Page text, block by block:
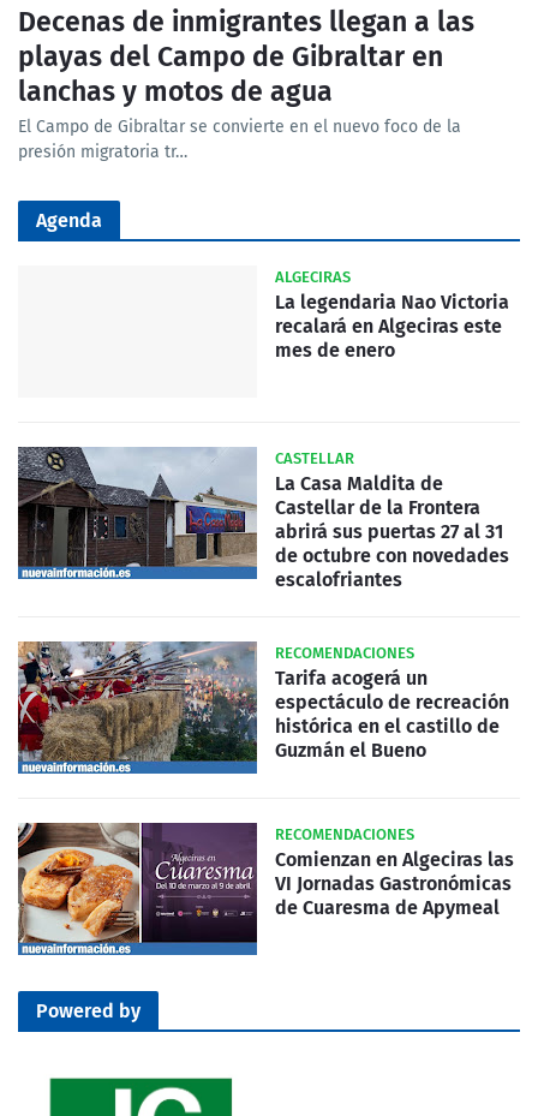
Decenas de inmigrantes llegan a las
playas del Campo de Gibraltar en
lanchas y motos de agua
El Campo de Gibraltar se convierte en el nuevo foco de la
presión migratoria tr…
Agenda
ALGECIRAS
La legendaria Nao Victoria
recalará en Algeciras este
mes de enero
CASTELLAR
La Casa Maldita de
Castellar de la Frontera
abrirá sus puertas 27 al 31
de octubre con novedades
escalofriantes
RECOMENDACIONES
Tarifa acogerá un
espectáculo de recreación
histórica en el castillo de
Guzmán el Bueno
RECOMENDACIONES
Comienzan en Algeciras las
VI Jornadas Gastronómicas
de Cuaresma de Apymeal
Powered by